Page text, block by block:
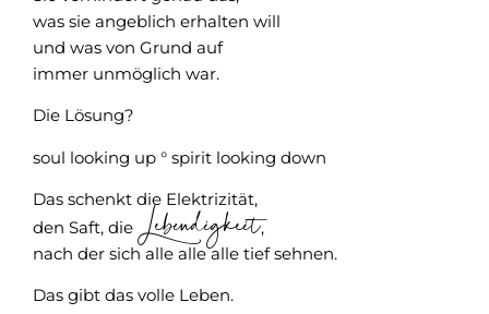
was sie angeblich erhalten will
und was von Grund auf
immer unmöglich war.
Die Lösung?
soul looking up ° spirit looking down
Das schenkt die Elektrizität,
den Saft, die Lebendigkeit,
nach der sich alle alle alle tief sehnen.
Das gibt das volle Leben.